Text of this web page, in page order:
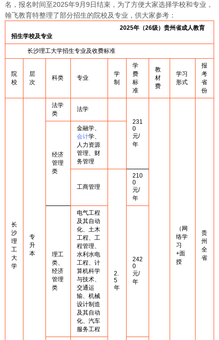
名，报名时间至2025年9月9日结束，为了方便大家选择学校和专业，
翰飞教育特整理了部分招生的院校及专业，供大家参考：
2025年（26级）贵州省成人教育
招生学校及专业
长沙理工大学招生专业及收费标准
院
校
层
次
科类 专业
学
制
学
费
标
准
教
材
费
学习
形式
报
考
省
份
长
沙
理
工
大
学
专
升
本
法学
类
法学
231
0
元/
年
（网
络学
习
+面
授
贵
州
全
省
经济
管理
类
金融学、
会计学、
人力资源
管理、财
务管理
工商管理
2.
5
年
210
0
元/
年
理工
类、
经济
管理
类
电气工程
及其自动
化、土木
工程、工
程管理、
水利水电
工程、计
算机科学
与技术、
交通运
输、机械
设计制造
及其自动
化、汽车
服务工程
242
0
元/
年